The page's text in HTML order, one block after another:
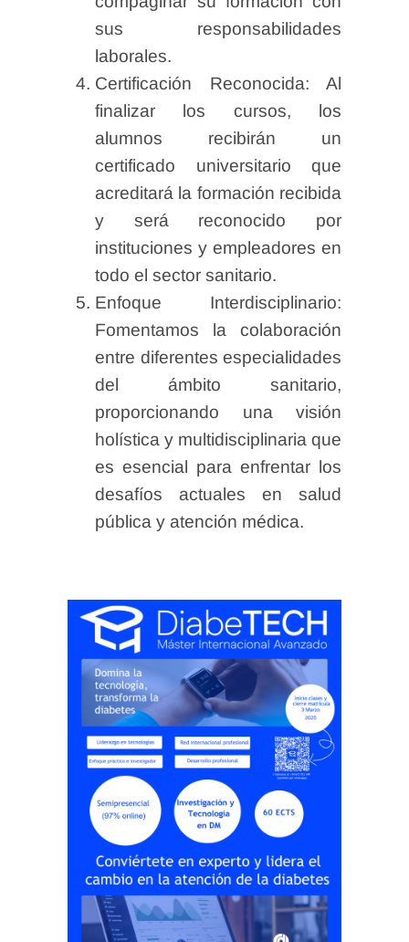
sus responsabilidades
laborales.
Certificación Reconocida: Al
finalizar los cursos, los
alumnos recibirán un
certificado universitario que
acreditará la formación recibida
y será reconocido por
instituciones y empleadores en
todo el sector sanitario.
Enfoque Interdisciplinario:
Fomentamos la colaboración
entre diferentes especialidades
del ámbito sanitario,
proporcionando una visión
holística y multidisciplinaria que
es esencial para enfrentar los
desafíos actuales en salud
pública y atención médica.